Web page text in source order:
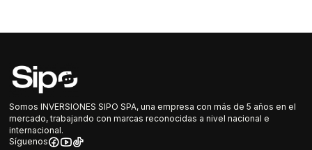
Somos INVERSIONES SIPO SPA, una empresa con más de 5 años en el
mercado, trabajando con marcas reconocidas a nivel nacional e
internacional.
Síguenos